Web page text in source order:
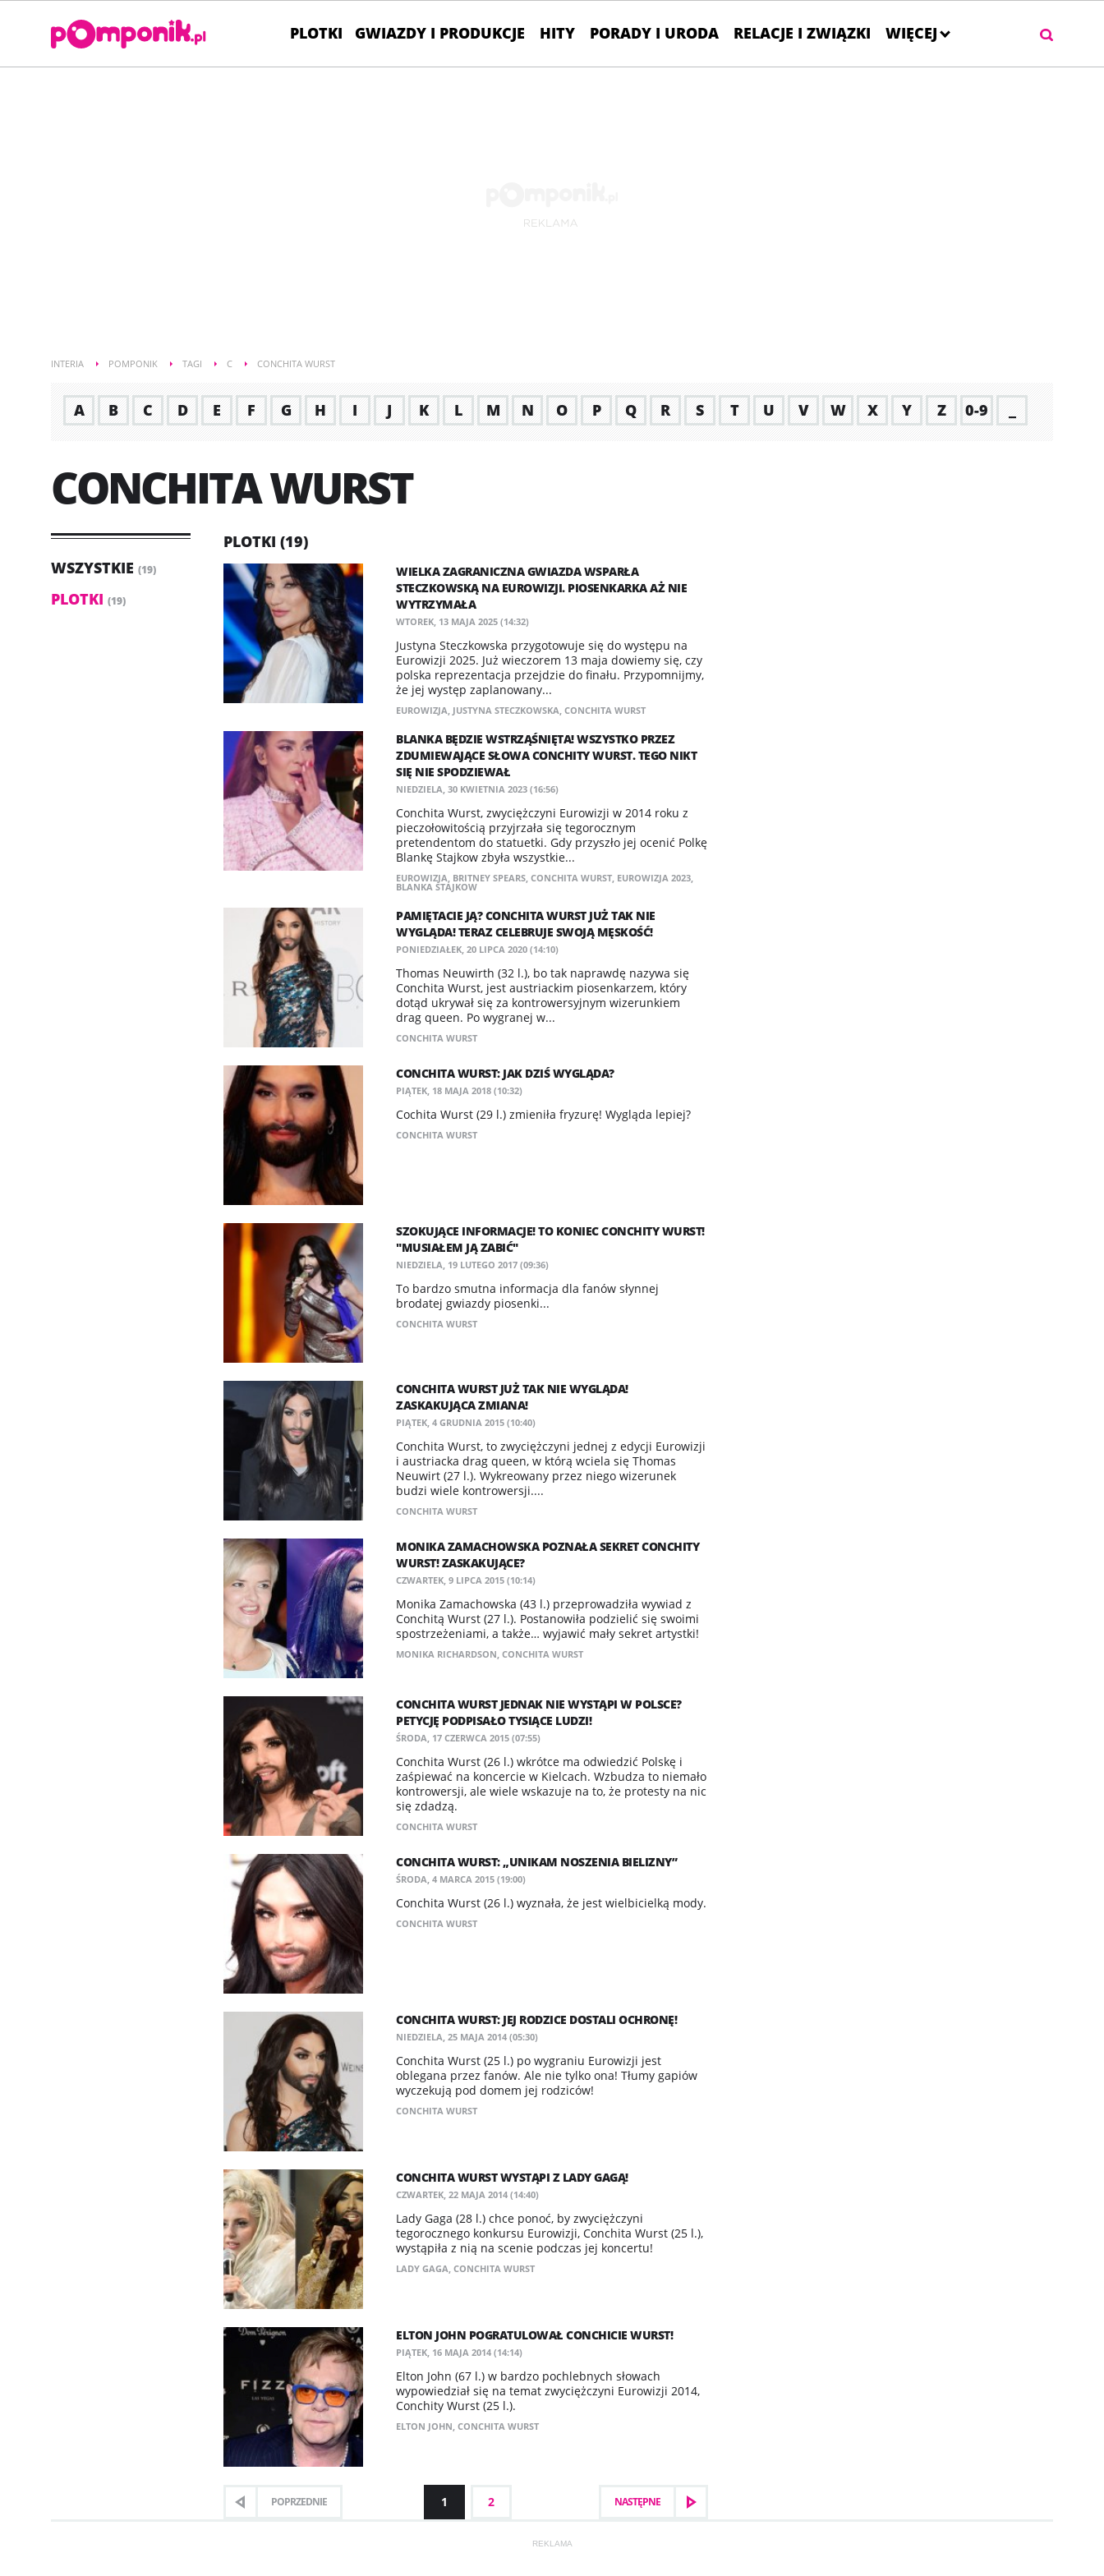
PLOTKI GWIAZDY I PRODUKCJE HITY PORADY I URODA RELACJE I ZWIĄZKI WIĘCEJ
INTERIA POMPONIK TAGI C CONCHITA WURST
A B C D E F G H I J K L M N O P Q R S T U V W X Y Z 0-9
CONCHITA WURST
WSZYSTKIE (19)
PLOTKI (19)
PLOTKI (19)
WIELKA ZAGRANICZNA GWIAZDA WSPARŁA
STECZKOWSKĄ NA EUROWIZJI. PIOSENKARKA AŻ NIE
WYTRZYMAŁA
WTOREK, 13 MAJA 2025 (14:32)
Justyna Steczkowska przygotowuje się do występu na
Eurowizji 2025. Już wieczorem 13 maja dowiemy się, czy
polska reprezentacja przejdzie do finału. Przypomnijmy,
że jej występ zaplanowany...
EUROWIZJA, JUSTYNA STECZKOWSKA, CONCHITA WURST
BLANKA BĘDZIE WSTRZĄŚNIĘTA! WSZYSTKO PRZEZ
ZDUMIEWAJĄCE SŁOWA CONCHITY WURST. TEGO NIKT
SIĘ NIE SPODZIEWAŁ
NIEDZIELA, 30 KWIETNIA 2023 (16:56)
Conchita Wurst, zwyciężczyni Eurowizji w 2014 roku z
pieczołowitością przyjrzała się tegorocznym
pretendentom do statuetki. Gdy przyszło jej ocenić Polkę
Blankę Stajkow zbyła wszystkie...
EUROWIZJA, BRITNEY SPEARS, CONCHITA WURST, EUROWIZJA 2023,
BLANKA STAJKOW
PAMIĘTACIE JĄ? CONCHITA WURST JUŻ TAK NIE
WYGLĄDA! TERAZ CELEBRUJE SWOJĄ MĘSKOŚĆ!
PONIEDZIAŁEK, 20 LIPCA 2020 (14:10)
Thomas Neuwirth (32 l.), bo tak naprawdę nazywa się
Conchita Wurst, jest austriackim piosenkarzem, który
dotąd ukrywał się za kontrowersyjnym wizerunkiem
drag queen. Po wygranej w...
CONCHITA WURST
CONCHITA WURST: JAK DZIŚ WYGLĄDA?
PIĄTEK, 18 MAJA 2018 (10:32)
Cochita Wurst (29 l.) zmieniła fryzurę! Wygląda lepiej?
CONCHITA WURST
SZOKUJĄCE INFORMACJE! TO KONIEC CONCHITY WURST!
"MUSIAŁEM JĄ ZABIĆ"
NIEDZIELA, 19 LUTEGO 2017 (09:36)
To bardzo smutna informacja dla fanów słynnej
brodatej gwiazdy piosenki...
CONCHITA WURST
CONCHITA WURST JUŻ TAK NIE WYGLĄDA!
ZASKAKUJĄCA ZMIANA!
PIĄTEK, 4 GRUDNIA 2015 (10:40)
Conchita Wurst, to zwyciężczyni jednej z edycji Eurowizji
i austriacka drag queen, w którą wciela się Thomas
Neuwirt (27 l.). Wykreowany przez niego wizerunek
budzi wiele kontrowersji....
CONCHITA WURST
MONIKA ZAMACHOWSKA POZNAŁA SEKRET CONCHITY
WURST! ZASKAKUJĄCE?
CZWARTEK, 9 LIPCA 2015 (10:14)
Monika Zamachowska (43 l.) przeprowadziła wywiad z
Conchitą Wurst (27 l.). Postanowiła podzielić się swoimi
spostrzeżeniami, a także… wyjawić mały sekret artystki!
MONIKA RICHARDSON, CONCHITA WURST
CONCHITA WURST JEDNAK NIE WYSTĄPI W POLSCE?
PETYCJĘ PODPISAŁO TYSIĄCE LUDZI!
ŚRODA, 17 CZERWCA 2015 (07:55)
Conchita Wurst (26 l.) wkrótce ma odwiedzić Polskę i
zaśpiewać na koncercie w Kielcach. Wzbudza to niemało
kontrowersji, ale wiele wskazuje na to, że protesty na nic
się zdadzą.
CONCHITA WURST
CONCHITA WURST: „UNIKAM NOSZENIA BIELIZNY”
ŚRODA, 4 MARCA 2015 (19:00)
Conchita Wurst (26 l.) wyznała, że jest wielbicielką mody.
CONCHITA WURST
CONCHITA WURST: JEJ RODZICE DOSTALI OCHRONĘ!
NIEDZIELA, 25 MAJA 2014 (05:30)
Conchita Wurst (25 l.) po wygraniu Eurowizji jest
oblegana przez fanów. Ale nie tylko ona! Tłumy gapiów
wyczekują pod domem jej rodziców!
CONCHITA WURST
CONCHITA WURST WYSTĄPI Z LADY GAGĄ!
CZWARTEK, 22 MAJA 2014 (14:40)
Lady Gaga (28 l.) chce ponoć, by zwyciężczyni
tegorocznego konkursu Eurowizji, Conchita Wurst (25 l.),
wystąpiła z nią na scenie podczas jej koncertu!
LADY GAGA, CONCHITA WURST
ELTON JOHN POGRATULOWAŁ CONCHICIE WURST!
PIĄTEK, 16 MAJA 2014 (14:14)
Elton John (67 l.) w bardzo pochlebnych słowach
wypowiedział się na temat zwyciężczyni Eurowizji 2014,
Conchity Wurst (25 l.).
ELTON JOHN, CONCHITA WURST
POPRZEDNIE 1 2 NASTĘPNE
REKLAMA